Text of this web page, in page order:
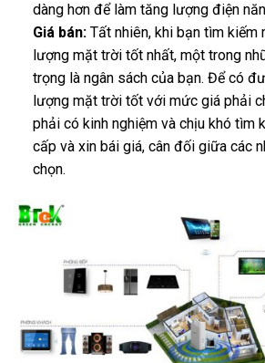
dàng hơn để làm tăng lượng điện
Giá bán: Tất nhiên, khi bạn tìm kiếm
lượng mặt trời tốt nhất, một trong
trọng là ngân sách của bạn. Để có
lượng mặt trời tốt với mức giá phải
phải có kinh nghiệm và chịu khó tìm
cấp và xin bái giá, cân đối giữa các
chọn.